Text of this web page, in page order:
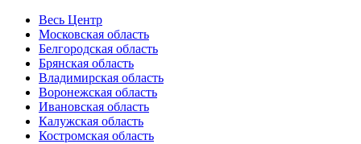
Весь Центр
Московская область
Белгородская область
Брянская область
Владимирская область
Воронежская область
Ивановская область
Калужская область
Костромская область